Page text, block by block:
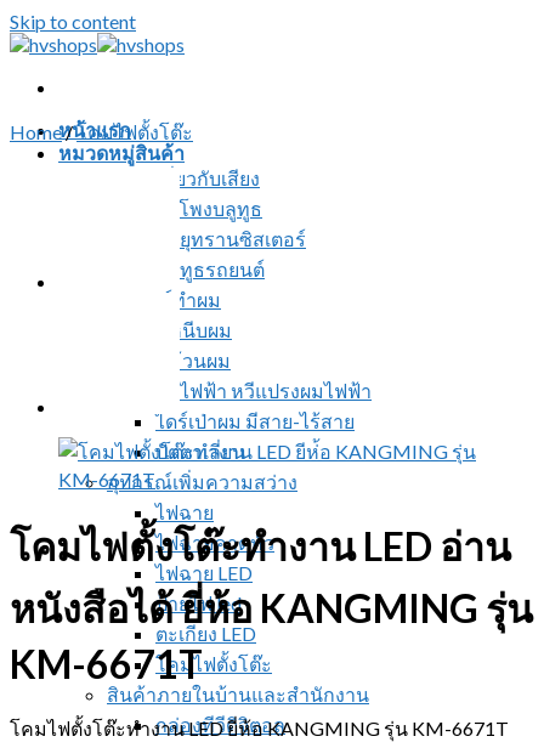
Skip to content
หน้าแรก
หมวดหมู่สินค้า
สินค้าเกี่ยวกับเสียง
ลำโพงบลูทูธ
วิทยุทรานซิสเตอร์
บลูทูธรถยนต์
อุปกรณ์ทำผม
ที่หนีบผม
ที่ม้วนผม
หวีไฟฟ้า หวีแปรงผมไฟฟ้า
ไดร์เป่าผม มีสาย-ไร้สาย
ปัตตาเลี่ยน
อุปกรณ์เพิ่มความสว่าง
ไฟฉาย
ไฟฉายคาดหัว
ไฟฉาย LED
ป้ายไฟ led
ตะเกียง LED
โคมไฟตั้งโต๊ะ
สินค้าภายในบ้านและสำนักงาน
กล่องทีวีดิจิตอล
Home/โคมไฟตั้งโต๊ะ
โคมไฟตั้งโต๊ะทำงาน LED อ่าน
หนังสือได้ ยี่ห้อ KANGMING รุ่น
KM-6671T
โคมไฟตั้งโต๊ะทำงาน LED ยี่ห้อ KANGMING รุ่น KM-6671T